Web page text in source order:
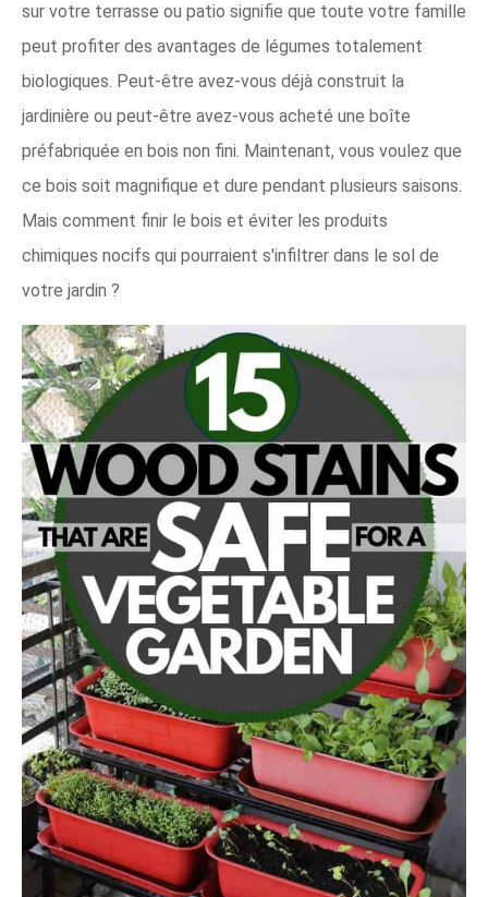
sur votre terrasse ou patio signifie que toute votre famille
peut profiter des avantages de légumes totalement
biologiques. Peut-être avez-vous déjà construit la
jardinière ou peut-être avez-vous acheté une boîte
préfabriquée en bois non fini. Maintenant, vous voulez que
ce bois soit magnifique et dure pendant plusieurs saisons.
Mais comment finir le bois et éviter les produits
chimiques nocifs qui pourraient s'infiltrer dans le sol de
votre jardin ?